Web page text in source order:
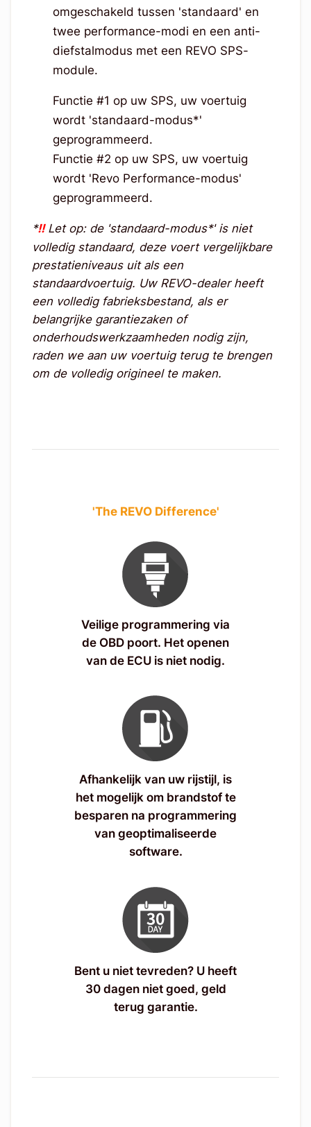
omgeschakeld tussen 'standaard' en
twee performance-modi en een anti-
diefstalmodus met een REVO SPS-
module.
Functie #1 op uw SPS, uw voertuig
wordt 'standaard-modus*'
geprogrammeerd.
Functie #2 op uw SPS, uw voertuig
wordt 'Revo Performance-modus'
geprogrammeerd.
*!!Let op: de 'standaard-modus*' is niet
volledig standaard, deze voert vergelijkbare
prestatieniveaus uit als een
standaardvoertuig. Uw REVO-dealer heeft
een volledig fabrieksbestand, als er
belangrijke garantiezaken of
onderhoudswerkzaamheden nodig zijn,
raden we aan uw voertuig terug te brengen
om de volledig origineel te maken.
'The REVO Difference'
Veilige programmering via
de OBD poort. Het openen
van de ECU is niet nodig.
Afhankelijk van uw rijstijl, is
het mogelijk om brandstof te
besparen na programmering
van geoptimaliseerde
software.
Bent u niet tevreden? U heeft
30 dagen niet goed, geld
terug garantie.